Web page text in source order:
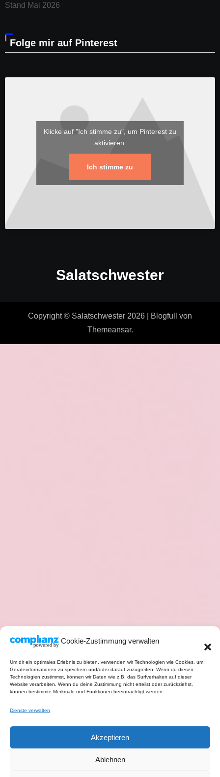
Cookie-Zustimmung verwalten
Um dir ein optimales Erlebnis zu bieten, verwenden wir Technologien wie Cookies, um
Geräteinformationen zu speichern und/oder darauf zuzugreifen. Wenn du diesen
Technologien zustimmst, können wir Daten wie z.B. das Surfverhalten auf dieser
Website verarbeiten. Wenn du deine Zustimmung nicht erteilst oder zurückziehst,
können bestimmte Merkmale und Funktionen beeinträchtigt werden.
Dienste verwalten
Akzeptieren
Ablehnen
Stand Mai 2026
Folge mir auf Pinterest
Klicke auf "Ich stimme zu", um Pinterest zu
aktivieren
Ich stimme zu
Salatschwester
Copyright © Salatschwester 2026 Blogfull
von
Themeansar.